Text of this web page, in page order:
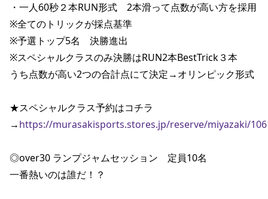
・一人60秒２本RUN形式　2本滑って点数が高い方を採用
※全てのトリックが採点基準
※予選トップ5名　決勝進出
※スペシャルクラスのみ決勝はRUN2本BestTrick３本
うち点数が高い2つの合計点にて決定→オリンピック形式
★スペシャルクラス予約はコチラ
→https://murasakisports.stores.jp/reserve/miyazaki/
◎over30 ランプジャムセッション　定員10名
一番熱いのは誰だ！？